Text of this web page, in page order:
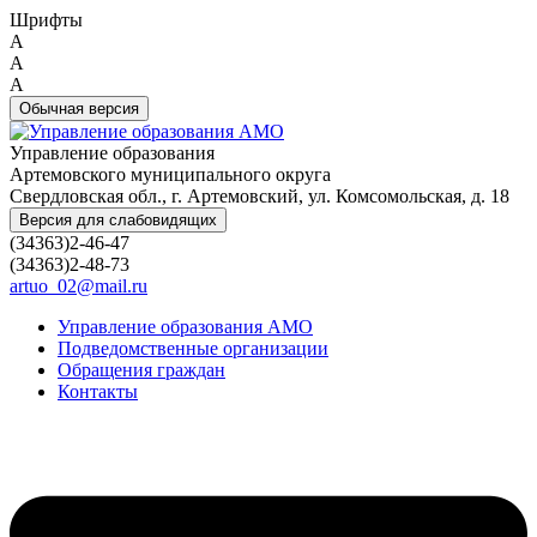
Шрифты
A
A
A
Обычная версия
Управление образования
Артемовского муниципального округа
Свердловская обл., г. Артемовский, ул. Комсомольская, д. 18
Версия для слабовидящих
(34363)2-46-47
(34363)2-48-73
artuo_02@mail.ru
Управление образования АМО
Подведомственные организации
Обращения граждан
Контакты